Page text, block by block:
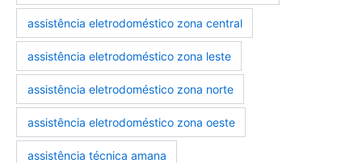
assistência eletrodoméstico zona central
assistência eletrodoméstico zona leste
assistência eletrodoméstico zona norte
assistência eletrodoméstico zona oeste
assistência técnica amana